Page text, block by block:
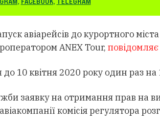
авіарейсів до курортного
ANEX Tour, повідомляє
10 квітня 2020 року один раз на
заявку на отримання прав на
комісія регулятора